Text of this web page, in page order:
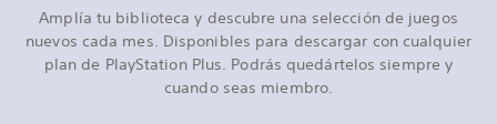
Amplía tu biblioteca y descubre una selección de juegos
nuevos cada mes. Disponibles para descargar con cualquier
plan de PlayStation Plus. Podrás quedártelos siempre y
cuando seas miembro.